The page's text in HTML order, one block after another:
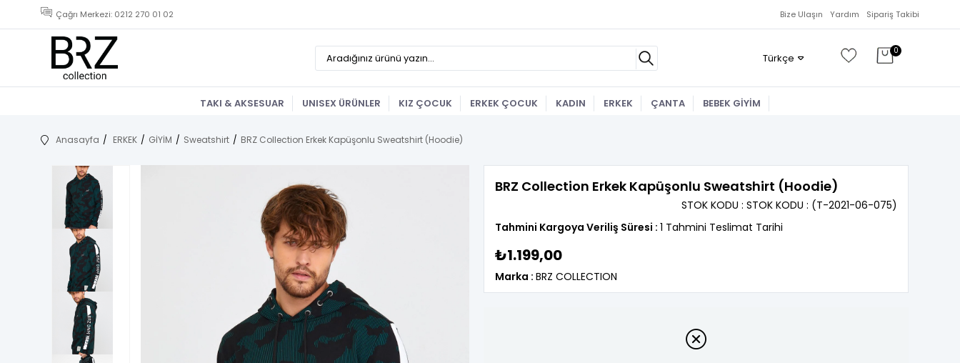
Çağrı Merkezi: 0212 270 01 02 Sipariş Takibi
Yardım
Bize Ulaşın
0
Türkçe
TAKI & AKSESUAR UNISEX ÜRÜNLER KIZ ÇOCUK ERKEK ÇOCUK KADIN ERKEK ÇANTA BEBEK GİYİM
Anasayfa ERKEK GİYİM Sweatshirt BRZ Collection Erkek Kapüşonlu Sweatshirt (Hoodie)
BRZ Collection Erkek Kapüşonlu Sweatshirt (Hoodie)
(T-2021-06-075)
STOK KODU STOK KODU
Tahmini Kargoya Veriliş Süresi : 1 Tahmini Teslimat Tarihi
₺1.199,00
Marka : BRZ COLLECTION